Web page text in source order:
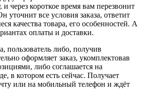
через короткое время вам перезвонит
уточнит все условия заказа, ответит
качества товара, его особенностей. А
оплаты и доставки.
пользователь либо, получив
оформляет заказ, укомплектовав
либо соглашается на
в котором есть сейчас. Получает
или на мобильный телефон и ждёт